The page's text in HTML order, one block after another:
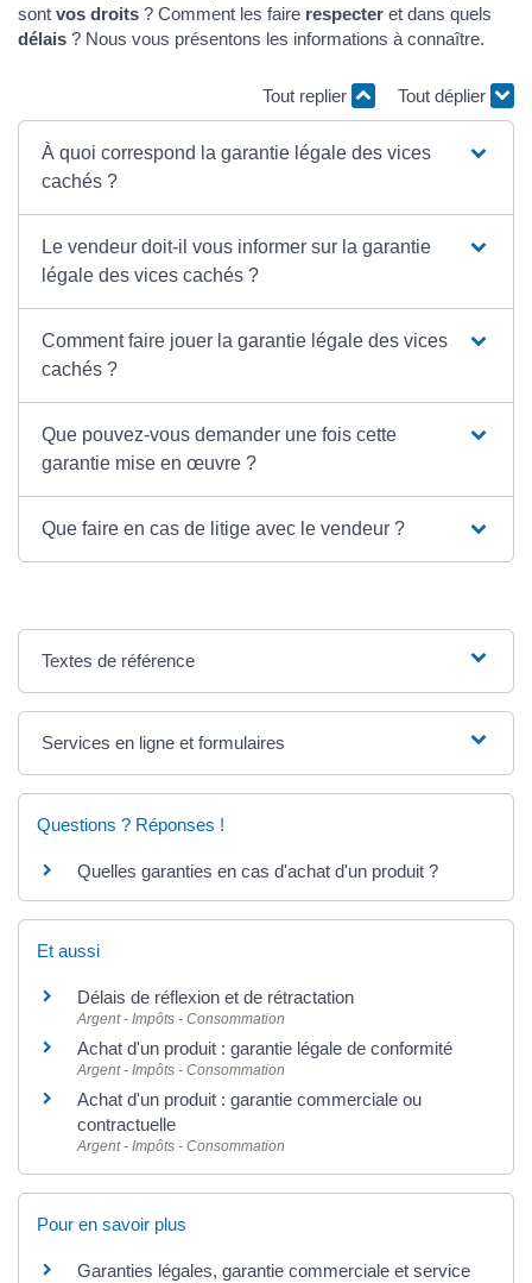
sont vos droits ? Comment les faire respecter et dans quels
délais ? Nous vous présentons les informations à connaître.
Tout replier Tout déplier
À quoi correspond la garantie légale des vices
cachés ?
Le vendeur doit-il vous informer sur la garantie
légale des vices cachés ?
Comment faire jouer la garantie légale des vices
cachés ?
Que pouvez-vous demander une fois cette
garantie mise en œuvre ?
Que faire en cas de litige avec le vendeur ?
Textes de référence
Services en ligne et formulaires
Questions ? Réponses !
Quelles garanties en cas d'achat d'un produit ?
Et aussi
Délais de réflexion et de rétractation
Argent - Impôts - Consommation
Achat d'un produit : garantie légale de conformité
Argent - Impôts - Consommation
Achat d'un produit : garantie commerciale ou
contractuelle
Argent - Impôts - Consommation
Pour en savoir plus
Garanties légales, garantie commerciale et service